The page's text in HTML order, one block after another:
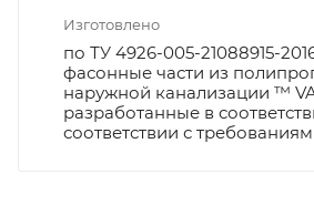
Изготовлено
по ТУ 4926-005-21088915-
фасонные части из
наружной канализации ™
разработанные в
соответствии с